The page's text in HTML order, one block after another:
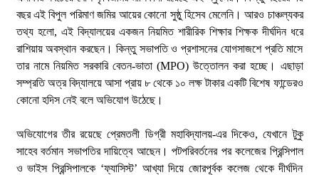
১৭ জুলাই, ২০২৬, ৪:৩৩ অপরাহ্ন
বছর এই বিপুল পরিমাণ জমির আয়ের কোনো সুষ্ঠু হিসেব মেলেনি। আরও চাঞ্চল্যকর
তথ্য হলো, এই বিদ্যালয়ের একজন নিয়মিত শারীরিক শিক্ষার শিক্ষক দীর্ঘদিন ধরে
রাশিয়ায় অবস্থান করছেন। কিন্তু সভাপতি ও প্রশাসনের যোগসাজশে প্রতি মাসে
তার নামে নিয়মিত সরকারি বেতন-ভাতা (MPO) উত্তোলন করা হচ্ছে। এছাড়া
সম্প্রতি অত্র বিদ্যালয়ে আসা প্রায় ৮ থেকে ১০ লক্ষ টাকার একটি বিশেষ ফান্ডেরও
কোনো হদিস নেই বলে অভিযোগ উঠেছে।
​অভিযোগের তীর রয়েছে প্রেমতলী ডিগ্রী মহাবিদ্যালয়-এর দিকেও, যেখানে টুকু
সাহেব বর্তমান সভাপতির দায়িত্বে আছেন। পটপরিবর্তনের পর কলেজের প্রিন্সিপাল
ও ভাইস প্রিন্সিপালকে ‘ফ্যাসিস্ট’ আখ্যা দিয়ে জোরপূর্বক কলেজ থেকে দীর্ঘদিন